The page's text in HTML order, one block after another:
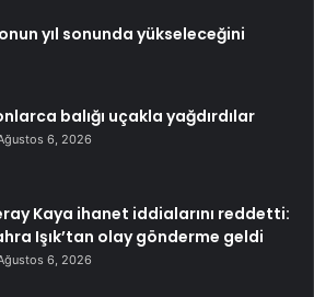
yıl sonunda yükseleceğini
balığı uçakla yağdırdılar
6, 2026
Kaya ihanet iddialarını reddetti:
Işık’tan olay gönderme geldi
6, 2026